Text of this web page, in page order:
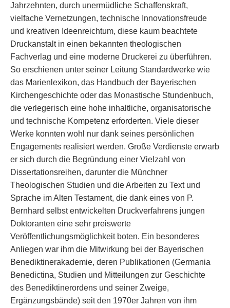
Jahrzehnten, durch unermüdliche Schaffenskraft,
vielfache Vernetzungen, technische Innovationsfreude
und kreativen Ideenreichtum, diese kaum beachtete
Druckanstalt in einen bekannten theologischen
Fachverlag und eine moderne Druckerei zu überführen.
So erschienen unter seiner Leitung Standardwerke wie
das Marienlexikon, das Handbuch der Bayerischen
Kirchengeschichte oder das Monastische Stundenbuch,
die verlegerisch eine hohe inhaltliche, organisatorische
und technische Kompetenz erforderten. Viele dieser
Werke konnten wohl nur dank seines persönlichen
Engagements realisiert werden. Große Verdienste erwarb
er sich durch die Begründung einer Vielzahl von
Dissertationsreihen, darunter die Münchner
Theologischen Studien und die Arbeiten zu Text und
Sprache im Alten Testament, die dank eines von P.
Bernhard selbst entwickelten Druckverfahrens jungen
Doktoranten eine sehr preiswerte
Veröffentlichungsmöglichkeit boten. Ein besonderes
Anliegen war ihm die Mitwirkung bei der Bayerischen
Benediktinerakademie, deren Publikationen (Germania
Benedictina, Studien und Mitteilungen zur Geschichte
des Benediktinerordens und seiner Zweige,
Ergänzungsbände) seit den 1970er Jahren von ihm